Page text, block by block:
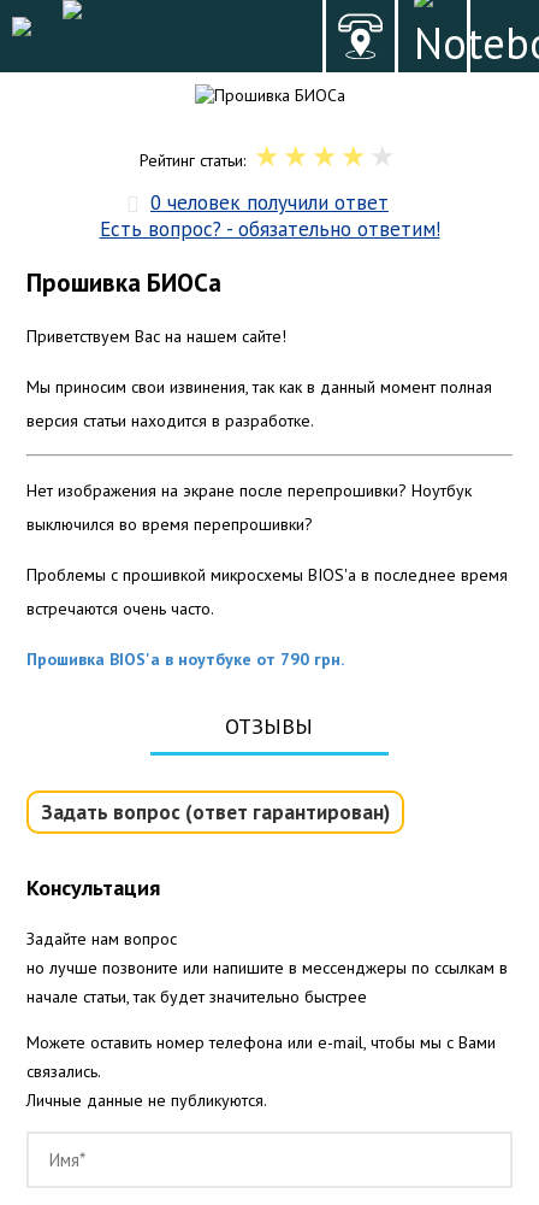
Рейтинг статьи:
0 человек получили ответ
Есть вопрос? - обязательно ответим!
Прошивка БИОСа
Приветствуем Вас на нашем сайте!
Мы приносим свои извинения, так как в данный момент полная
версия статьи находится в разработке.
Нет изображения на экране после перепрошивки? Ноутбук
выключился во время перепрошивки?
Проблемы с прошивкой микросхемы BIOS'а в последнее время
встречаются очень часто.
Прошивка BIOS'а в ноутбуке от 790 грн.
ОТЗЫВЫ
Задать вопрос (ответ гарантирован)
Консультация
Задайте нам вопрос
но лучше позвоните или напишите в мессенджеры по ссылкам в
начале статьи, так будет значительно быстрее
Можете оставить номер телефона или e-mail, чтобы мы с Вами
связались.
Личные данные не публикуются.